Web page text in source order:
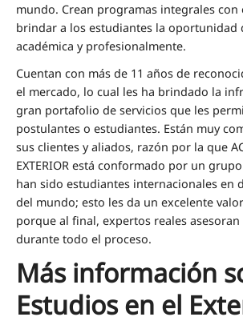
mundo. Crean programas integrales
brindar a los estudiantes la oportunidad
académica y profesionalmente.
Cuentan con más de 11 años de
el mercado, lo cual les ha brindado la
gran portafolio de servicios que les
postulantes o estudiantes. Están muy
sus clientes y aliados, razón por la que
EXTERIOR está conformado por un
han sido estudiantes internacionales en
del mundo; esto les da un excelente
porque al final, expertos reales
durante todo el proceso.
Más información
Estudios en el